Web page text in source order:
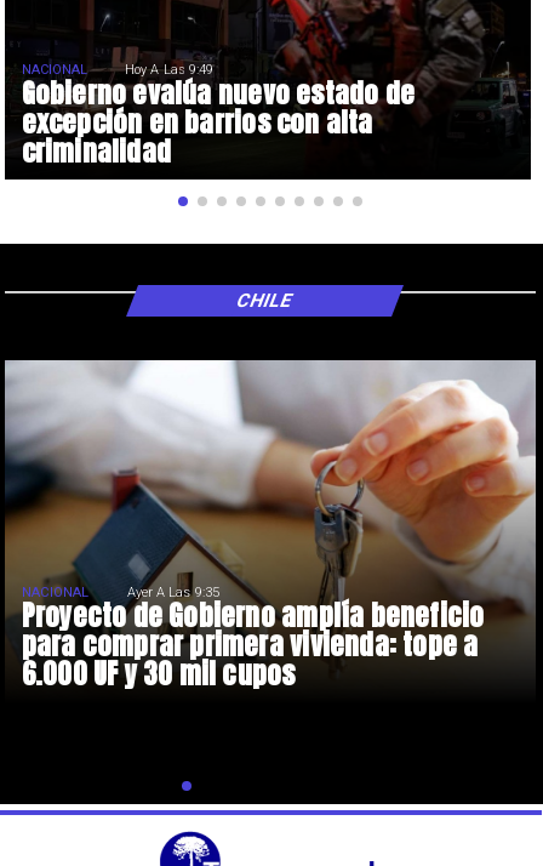
Gobierno evalúa nuevo estado de
excepción en barrios con alta
criminalidad
NACIONAL Hoy A Las 9:49
Proyecto de Gobierno amplía beneficio
para comprar primera vivienda: tope a
6.000 UF y 30 mil cupos
NACIONAL Ayer A Las 9:35
CHILE